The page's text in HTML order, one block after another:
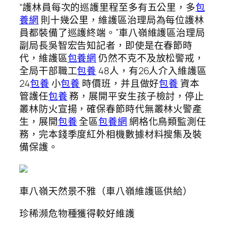
“護林員每次的巡護里程至多有五公里，多包
養網 則十幾公里，維護區治理局為每位護林
員都裝備了巡護終端。”車八嶺維護區治理局
副局長吳智宏告知記者，即使是在春節時
代，維護區包養網仍然不克不及放松警戒，
全局干部職工包養 48人，有26人介入維護區
24包養小包養 時價班，并且做好包養資本
管護任包養務，展開平安生孩子檢討，停止
叢林防火宣揚，確保春節時代無叢林火警產
生，展開包養全區包養網網格化鳥類監測任
務，完本錢季度紅外相機數據材料搜集及裝
備保護。
車八嶺天然景不雅（車八嶺維護區供給）
珍稀瀕危物種獲得較好維護